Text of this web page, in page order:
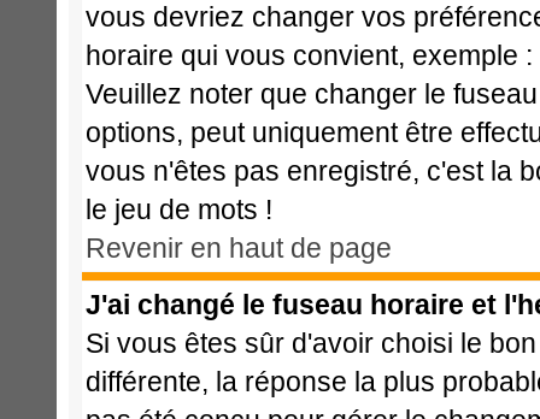
vous devriez changer vos
horaire qui vous convient, exemple
Veuillez noter que changer le
options, peut uniquement être
vous n'êtes pas enregistré, c'est la
le jeu de mots !
Revenir en haut de page
J'ai changé le fuseau horaire et
Si vous êtes sûr d'avoir choisi le
différente, la réponse la plus